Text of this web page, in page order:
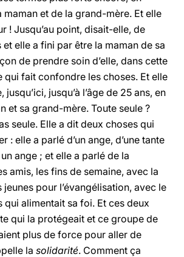
et de la grand-mère. Et elle
! Jusqu’au point, disait-elle, de
elle a fini par être la maman de sa
de prendre soin d’elle, dans cette
qui fait confondre les choses. Et elle
jusqu’à l’âge de 25 ans, en
et sa grand-mère. Toute seule ?
seule. Elle a dit deux choses qui
: elle a parlé d’un ange, d’une tante
ange ; et elle a parlé de la
amis, les fins de semaine, avec la
pour l’évangélisation, avec le
qui alimentait sa foi. Et ces deux
qui la protégeait et ce groupe de
plus de force pour aller de
la solidarité. Comment ça